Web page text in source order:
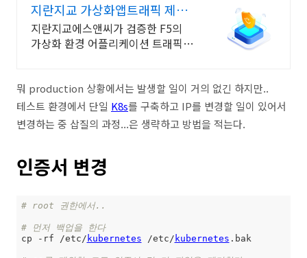
지란지교 가상화앱트래픽 제어
IT 보안솔루션 전문기업
지란지교에스앤씨가 검증한 F5의
가상화 환경 어플리케이션 트래픽
뭐 production 상황에서는 발생할 일이 거의 없긴 하지만..
테스트 환경에서 단일 K8s를 구축하고 IP를 변경할 일이 있어서
변경하는 중 삽질의 과정...은 생략하고 방법을 적는다.
인증서 변경
# root 권한에서..
# 먼저 백업을 한다
cp -rf /etc/ kubernetes /etc/ kubernetes .bak